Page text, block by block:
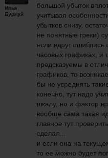
Илья
Буржуй
большой убыток
учитывая
убытков снизу,
не понятные греки)
если вдруг ошиблись
часовых графиках, и
предсказуемы в
графиков, то
бы не усреднять
конечно, тут надо
шкалу, но и фактор
вообще сама такая
главное тут
сделал...
и если она на
то ее можно будет